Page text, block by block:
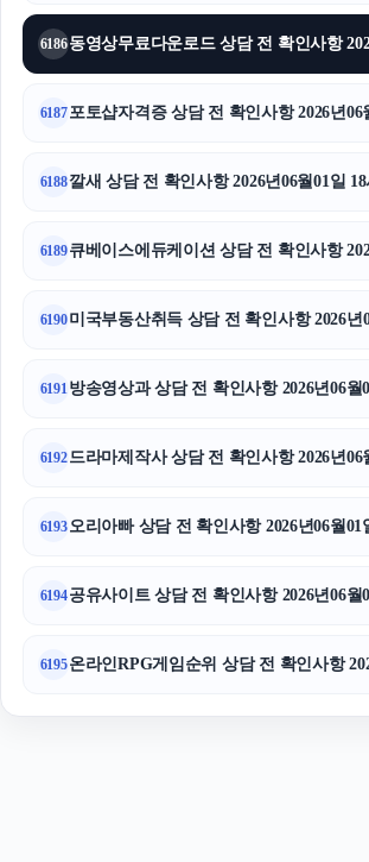
6186
6187포토샵자격증 상담 전 확인사항 2026년06
6188깔새 상담 전 확인사항 2026년06월01일 18
6189큐베이스에듀케이션 상담 전 확인사항
6190미국부동산취득 상담 전 확인사항 2026년
6191 방송영상과 상담 전 확인사항 2026년06월
6192드라마제작사 상담 전 확인사항 2026년06
6193오리아빠 상담 전 확인사항 2026년06월01
6194공유사이트 상담 전 확인사항 2026년06월
6195온라인RPG게임순위 상담 전 확인사항